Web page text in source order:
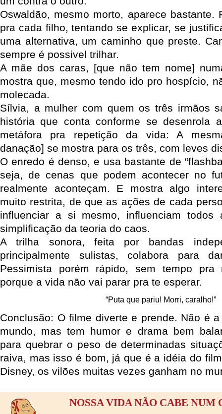
Oswaldão, mesmo morto, aparece bastante.
pra cada filho, tentando se explicar, se
uma alternativa, um caminho que preste.
sempre é possivel trilhar.
A mãe dos caras, [que não tem nome]
mostra que, mesmo tendo ido pro hospício,
molecada.
Sílvia, a mulher com quem os três irmãos
história que conta conforme se desenrola
metáfora pra repetição da vida: A
danação] se mostra para os três, com leves
O enredo é denso, e usa bastante de
seja, de cenas que podem acontecer no
realmente aconteçam. E mostra algo
muito restrita, de que as ações de cada
influenciar a si mesmo, influenciam todos
simplificação da teoria do caos.
A trilha sonora, feita por bandas
principalmente sulistas, colabora para
Pessimista porém rápido, sem tempo pra
porque a vida não vai parar pra te esperar.
“Puta que pariu! Morri, caralho!”
Conclusão: O filme diverte e prende. Não é
mundo, mas tem humor e drama bem
para quebrar o peso de determinadas
raiva, mas isso é bom, já que é a idéia do
Disney, os vilões muitas vezes ganham no
NOSSA VIDA NÃO CABE NUM